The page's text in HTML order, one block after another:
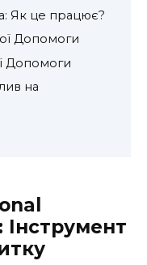
Як це працює?
Допомоги
Допомоги
на